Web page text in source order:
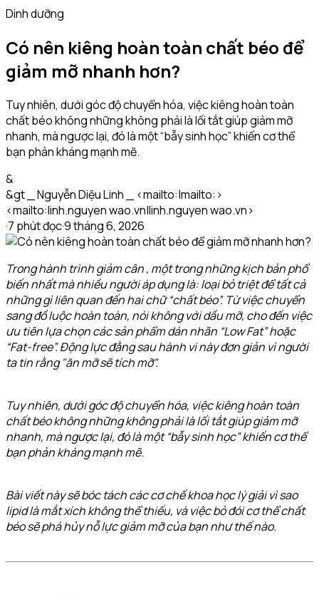
Dinh dưỡng
Có nên kiêng hoàn toàn chất béo để
giảm mỡ nhanh hơn?
Tuy nhiên, dưới góc độ chuyển hóa, việc kiêng hoàn toàn
chất béo không những không phải là lối tắt giúp giảm mỡ
nhanh, mà ngược lại, đó là một “bẫy sinh học” khiến cơ thể
bạn phản kháng mạnh mẽ.
&
&gt _ Nguyễn Diệu Linh _ <mailto:|mailto:>
<mailto:linh.nguyen wao.vn|linh.nguyen wao.vn>
·7 phút đọc·9 tháng 6, 2026
Trong hành trình giảm cân , một trong những kịch bản phổ
biến nhất mà nhiều người áp dụng là: loại bỏ triệt để tất cả
những gì liên quan đến hai chữ “chất béo”. Từ việc chuyển
sang đồ luộc hoàn toàn, nói không với dầu mỡ, cho đến việc
ưu tiên lựa chọn các sản phẩm dán nhãn “Low Fat” hoặc
“Fat-free”. Động lực đằng sau hành vi này đơn giản vì người
ta tin rằng "ăn mỡ sẽ tích mỡ".
Tuy nhiên, dưới góc độ chuyển hóa, việc kiêng hoàn toàn
chất béo không những không phải là lối tắt giúp giảm mỡ
nhanh, mà ngược lại, đó là một “bẫy sinh học” khiến cơ thể
bạn phản kháng mạnh mẽ.
Bài viết này sẽ bóc tách các cơ chế khoa học lý giải vì sao
lipid là mắt xích không thể thiếu, và việc bỏ đói cơ thể chất
béo sẽ phá hủy nỗ lực giảm mỡ của bạn như thế nào.